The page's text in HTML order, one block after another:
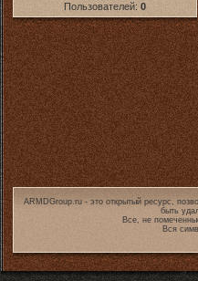
Пользователей: 0
ARMDGroup.ru - это открытый ресурс,
быть
Все, не
Вся